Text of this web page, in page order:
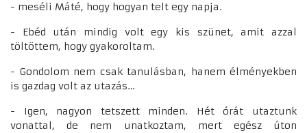
- meséli Máté, hogy hogyan telt egy napja.
- Ebéd után mindig volt egy kis szünet, amit azzal
töltöttem, hogy gyakoroltam.
- Gondolom nem csak tanulásban, hanem élményekben
is gazdag volt az utazás…
- Igen, nagyon tetszett minden. Hét órát utaztunk
vonattal, de nem unatkoztam, mert egész úton